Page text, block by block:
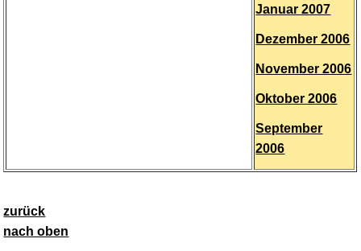
Januar 2007
Dezember 2006
November 2006
Oktober 2006
September
2006
zurück
nach oben